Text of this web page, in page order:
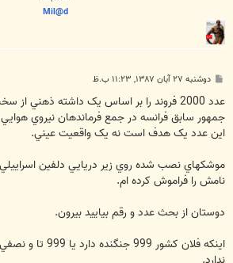
Mil@d
ت
دوشنبه ۲۷ آبان ۱۳۸۷, ۱۱:۲۳ ب.ظ
عدد 2000 فروند را بر اساس يک داشته ذهني
جمهور سابق فرانسه در جمع فرماندهان نيروي
اين عدد يک هدف است نه يک واقعيت عيني.
موشکهاي نصب شده روي زير دريايي دلفين
نامش را فراموش کرده ام.
دوستان از بحث عدد و رقم بياييد بيرون.